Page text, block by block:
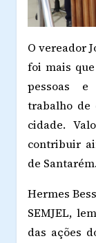
O vereador
foi mais que
pessoas
trabalho de
cidade.
contribuir
de
Hermes
SEMJEL,
das ações